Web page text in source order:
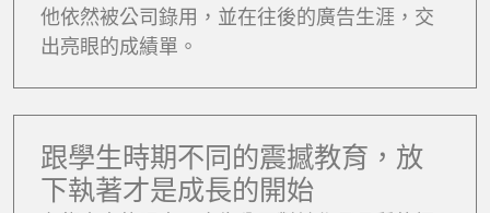
他依然被公司錄用，並在往後的廣告生涯，交
出亮眼的成績單。
跟學生時期不同的震撼教育，放
下執著才是成長的開始